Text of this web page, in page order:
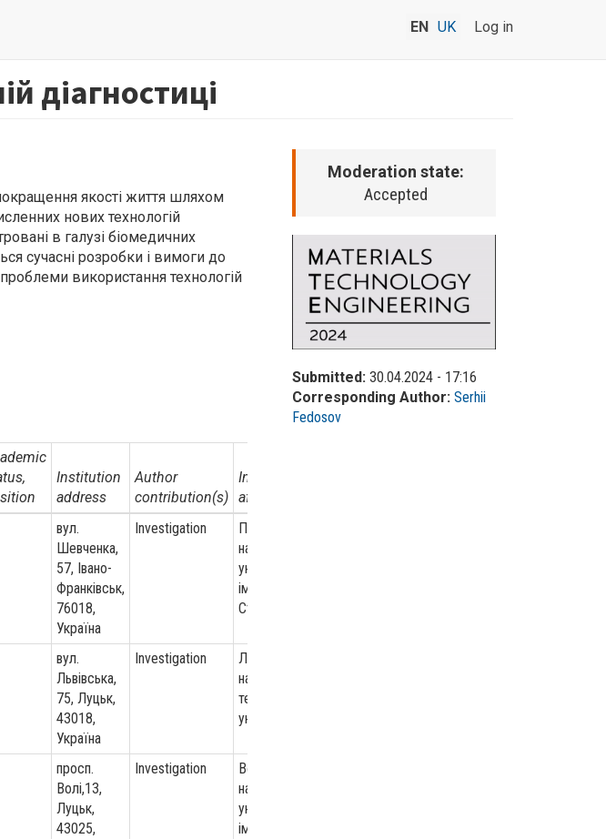
Log in
EN UK
діагностиці
якості життя шляхом
нових технологій
в галузі біомедичних
сучасні розробки і вимоги до
використання технологій
Institution
address
Author
contribution(s)
Institutional
affiliation
вул.
Шевченка,
57, Івано-
Франківськ,
76018,
Україна
Investigation
Прикарпатський
національний
університет
імені Василя
Стефаника
вул.
Львівська,
75, Луцьк,
43018,
Україна
Investigation
Луцький
національний
технічний
університет
просп.
Волі,13,
Луцьк,
43025,
Investigation
Волинський
національний
університет
імені Лесі
Moderation state:
Accepted
Submitted: 30.04.2024 - 17:16
Corresponding Author: Serhii
Fedosov